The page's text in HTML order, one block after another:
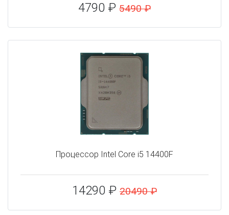
4790 ₽ 5490 ₽
Процессор Intel Core i5 14400F
14290 ₽ 20490 ₽